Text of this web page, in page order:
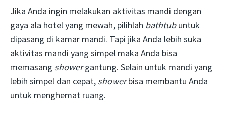
Jika Anda ingin melakukan aktivitas mandi dengan
gaya ala hotel yang mewah, pilihlah bathtubuntuk
dipasang di kamar mandi. Tapi jika Anda lebih suka
aktivitas mandi yang simpel maka Anda bisa
memasang showergantung. Selain untuk mandi yang
lebih simpel dan cepat, showerbisa membantu Anda
untuk menghemat ruang.